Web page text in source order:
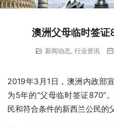
澳洲父母临时签
新闻动态 行业资讯
2019年3月1日，澳洲内政部
为5年的“父母临时签证870”
民和符合条件的新西兰公民的